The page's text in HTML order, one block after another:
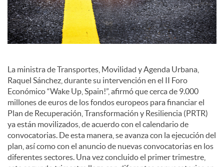
c
i
a
l
e
La ministra de Transportes, Movilidad y Agenda Urbana,
Raquel Sánchez, durante su intervención en el II Foro
Económico “Wake Up, Spain!”, afirmó que cerca de 9.000
millones de euros de los fondos europeos para financiar el
Plan de Recuperación, Transformación y Resiliencia (PRTR)
ya están movilizados, de acuerdo con el calendario de
convocatorias. De esta manera, se avanza con la ejecución del
plan, así como con el anuncio de nuevas convocatorias en los
diferentes sectores. Una vez concluido el primer trimestre,